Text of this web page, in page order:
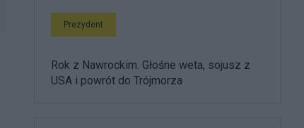
Prezydent
Rok z Nawrockim. Głośne weta, sojusz z
USA i powrót do Trójmorza